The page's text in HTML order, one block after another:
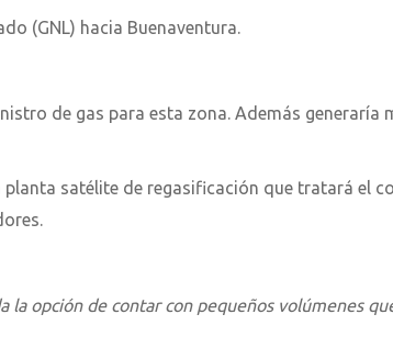
(GNL) hacia Buenaventura.
de gas para esta zona. Además generaría
satélite de regasificación que tratará el
la opción de contar con pequeños volúmenes